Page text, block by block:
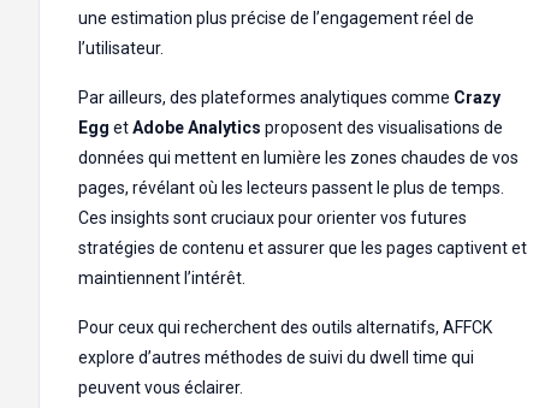
une estimation plus précise de l’engagement réel de
l’utilisateur.
Par ailleurs, des plateformes analytiques comme Crazy
Egg etAdobe Analytics proposent des visualisations de
données qui mettent en lumière les zones chaudes de vos
pages, révélant où les lecteurs passent le plus de temps.
Ces insights sont cruciaux pour orienter vos futures
stratégies de contenu et assurer que les pages captivent et
maintiennent l’intérêt.
Pour ceux qui recherchent des outils alternatifs, AFFCK
explore d’autres méthodes de suivi du dwell time qui
peuvent vous éclairer.